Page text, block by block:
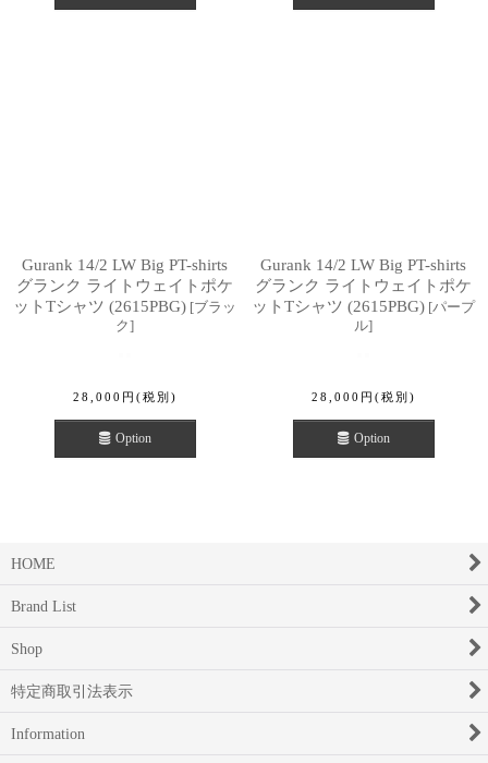
Gurank 14/2 LW Big PT-shirts
グランク ライトウェイトポケ
ットTシャツ (2615PBG) [ブラッ
ク]
28,000 円 (税別)
Option
Gurank 14/2 LW Big PT-shirts
グランク ライトウェイトポケ
ットTシャツ (2615PBG) [パープ
ル]
28,000 円 (税別)
Option
HOME
Brand List
Shop
特定商取引法表示
Information